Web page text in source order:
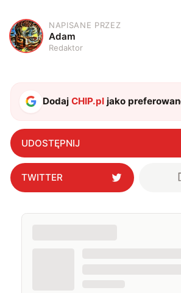
A
NAPISANE PRZEZ
Adam
Redaktor
DodajCHIP.pl jako
UDOSTĘPNIJ
TWITTER